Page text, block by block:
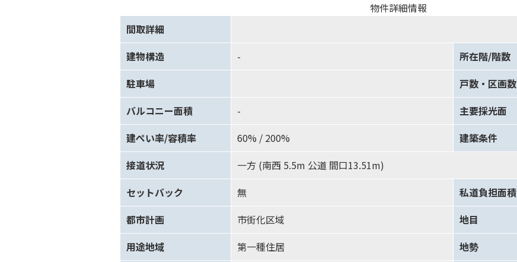
物件詳細情報
間取詳細
建物構造
- 所在階/階数
駐車場
戸数・区画数
バルコニー面積
- 主要採光面
建ぺい率/容積率
60% / 200% 建築条件
接道状況
一方 (南西 5.5m 公道 間口13.51m)
セットバック
無
私道負担面積
都市計画
市街化区域 地目
用途地域
第一種住居 地勢